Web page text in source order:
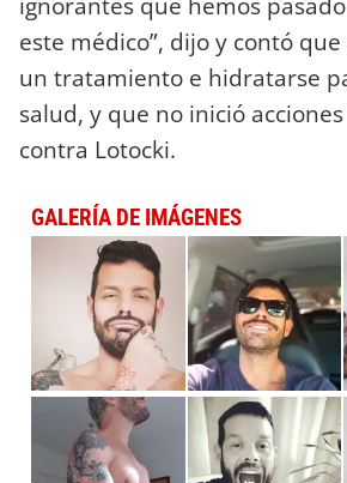
este médico”, dijo y contó
un tratamiento e hidratarse
salud, y que no inició
contra Lotocki.
GALERÍA DE IMÁGENES